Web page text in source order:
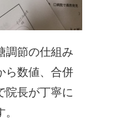
調節の仕組み
ら数値、合併
院長が丁寧に